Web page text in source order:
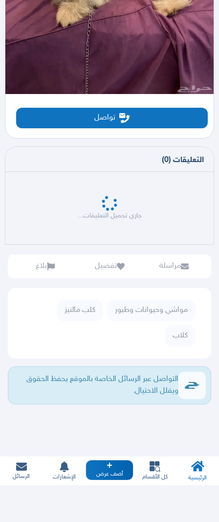
تواصل
التعليقات (
0
)
جاري تحميل التعليقات...
مراسلة تفضيل بلاغ
مواشي وحيوانات وطيور كلب مالتيز
كلاب
التواصل عبر الرسائل الخاصة بالموقع يحفظ الحقوق
ويقلل الاحتيال.
الرئيسية كل الأقسام أضف عرض الإشعارات الرسائل